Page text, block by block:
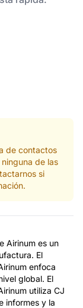
de contactos
de las
si
Airinum es un
El
enfoca
global. El
utiliza CJ
informes y la